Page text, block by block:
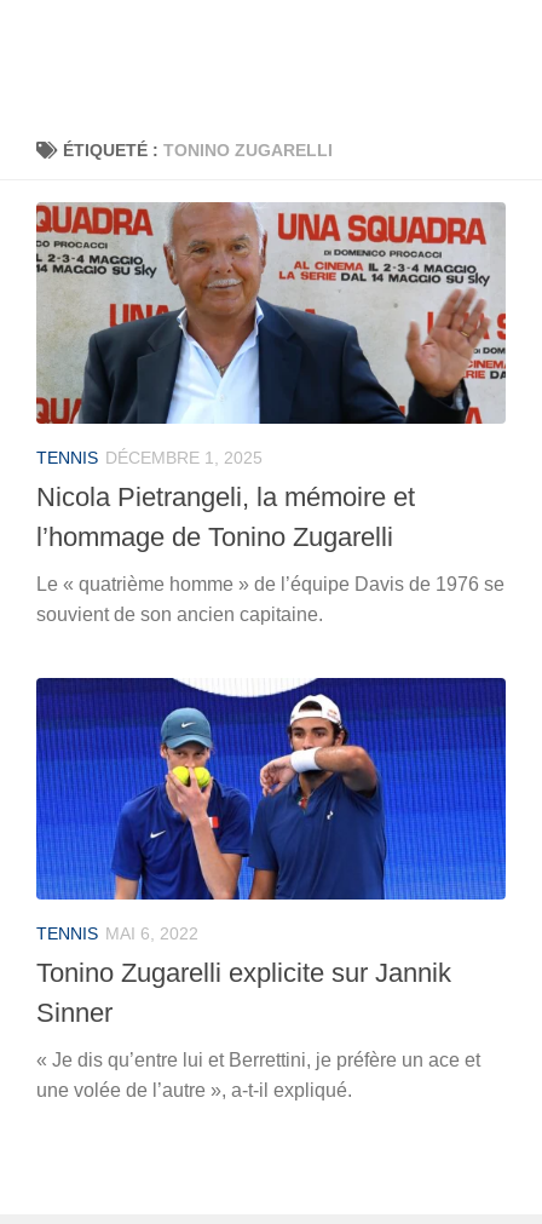
ÉTIQUETÉ : TONINO ZUGARELLI
TENNIS DÉCEMBRE 1, 2025
Nicola Pietrangeli, la mémoire et
l’hommage de Tonino Zugarelli
Le « quatrième homme » de l’équipe Davis de 1976 se
souvient de son ancien capitaine.
TENNIS MAI 6, 2022
Tonino Zugarelli explicite sur Jannik
Sinner
« Je dis qu’entre lui et Berrettini, je préfère un ace et
une volée de l’autre », a-t-il expliqué.